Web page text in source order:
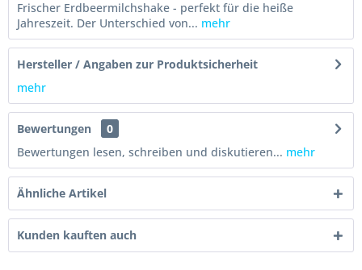
Frischer Erdbeermilchshake - perfekt für die heiße
Jahreszeit. Der Unterschied von... mehr
Hersteller / Angaben zur Produktsicherheit
mehr
Bewertungen
0
Bewertungen lesen, schreiben und diskutieren... mehr
Ähnliche Artikel
Kunden kauften auch